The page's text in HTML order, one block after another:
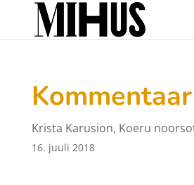
Kommentaar
Krista Karusion, Koeru
16. juuli 2018